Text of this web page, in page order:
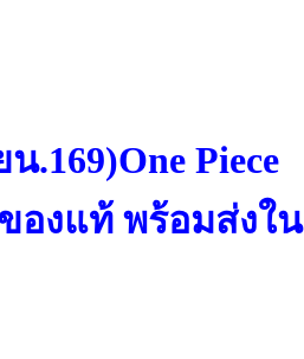
.169)One Piece
องแท้ พร้อมส่งใน